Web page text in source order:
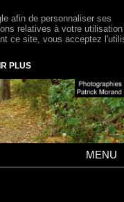
MENU
afin de personnaliser ses
relatives à votre
ce site, vous acceptez
PLUS